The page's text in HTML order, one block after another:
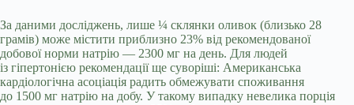
За даними досліджень, лише ¼ склянки оливок (близько 28
грамів) може містити приблизно 23% від рекомендованої
добової норми натрію — 2300 мг на день. Для людей
із гіпертонією рекомендації ще суворіші: Американська
кардіологічна асоціація радить обмежувати споживання
до 1500 мг натрію на добу. У такому випадку невелика порція